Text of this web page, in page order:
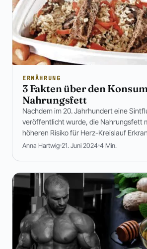
ERNÄHRUNG
3 Fakten über den
Nahrungsfett
Nachdem im 20. Jahrhundert eine
veröffentlicht wurde, die Nahrungsfett
höheren Risiko für Herz-Kreislauf
Anna Hartwig 21. Juni 2024 4 Min.